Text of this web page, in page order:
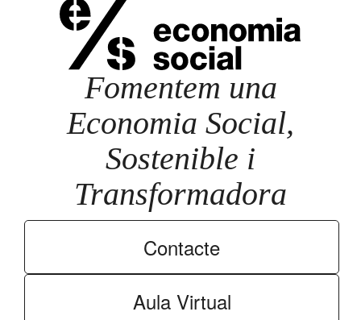
Fomentem una
Economia Social,
Sostenible i
Transformadora
Contacte
Aula Virtual